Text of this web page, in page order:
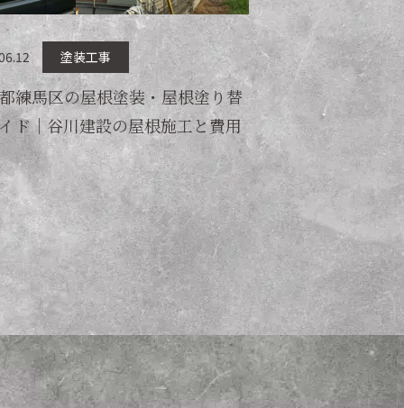
塗装工事
練馬区の屋根塗装・屋根塗り替
ド｜谷川建設の屋根施工と費用